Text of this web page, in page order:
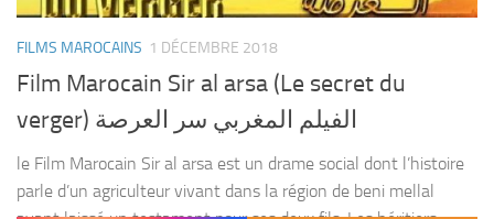
FILMS MAROCAINS 1 DÉCEMBRE 2018
Film Marocain Sir al arsa (Le secret du
verger) الفيلم المغربي سر العرصة
le Film Marocain Sir al arsa est un drame social dont l’histoire
parle d’un agriculteur vivant dans la région de beni mellal